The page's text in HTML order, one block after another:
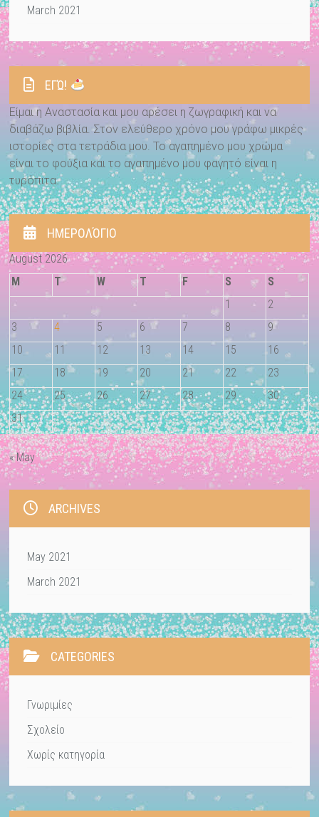
March 2021
ΕΓΏ!
Είμαι η Αναστασία και μου αρέσει η ζωγραφική και να
διαβάζω βιβλία. Στον ελεύθερο χρόνο μου γράφω μικρές
ιστορίες στα τετράδια μου. Το αγαπημένο μου χρώμα
είναι το φούξια και το αγαπημένο μου φαγητό είναι η
τυρόπιτα.
ΗΜΕΡΟΛΌΓΙΟ
August 2026
M
T W T F S
S
1
2
3
4 5 6 7 8
9
10
11 12 13 14 15
16
17
18 19 20 21 22
23
24
25 26 27 28 29
30
31
« May
ARCHIVES
May 2021
March 2021
CATEGORIES
Γνωριμίες
Σχολείο
Χωρίς κατηγορία